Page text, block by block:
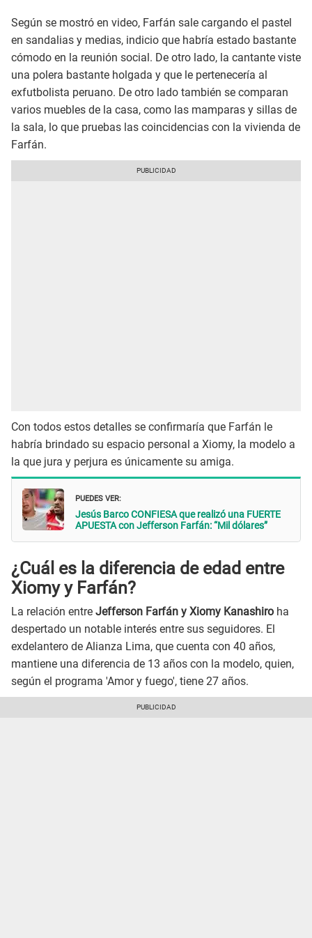
Según se mostró en video, Farfán sale cargando el pastel
en sandalias y medias, indicio que habría estado bastante
cómodo en la reunión social. De otro lado, la cantante viste
una polera bastante holgada y que le pertenecería al
exfutbolista peruano. De otro lado también se comparan
varios muebles de la casa, como las mamparas y sillas de
la sala, lo que pruebas las coincidencias con la vivienda de
Farfán.
Con todos estos detalles se confirmaría que Farfán le
habría brindado su espacio personal a Xiomy, la modelo a
la que jura y perjura es únicamente su amiga.
PUEDES VER:
Jesús Barco CONFIESA que realizó una FUERTE
APUESTA con Jefferson Farfán: “Mil dólares”
¿Cuál es la diferencia de edad entre
Xiomy y Farfán?
La relación entre Jefferson Farfán y Xiomy Kanashiro ha
despertado un notable interés entre sus seguidores. El
exdelantero de Alianza Lima, que cuenta con 40 años,
mantiene una diferencia de 13 años con la modelo, quien,
según el programa 'Amor y fuego', tiene 27 años.